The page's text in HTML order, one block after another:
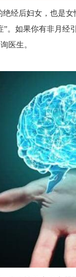
后妇女，也是女
”。如果你有非月
医生。